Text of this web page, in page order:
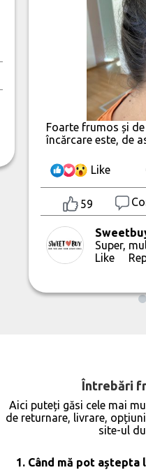
Foarte frumos și
încărcare este, de
Like
59
Super,
Like
Întrebări
Aici puteți găsi cele mai
de returnare, livrare,
site-ul
1. Când mă pot aștepta